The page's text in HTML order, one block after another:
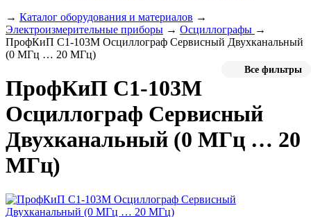
→ Каталог оборудования и материалов →
Электроизмерительные приборы → Осциллографы →
ПрофКиП С1-103М Осциллограф Сервисный Двухканальный
(0 МГц … 20 МГц)
Все фильтры
ПрофКиП С1-103М
Осциллограф Сервисный
Двухканальный (0 МГц … 20
МГц)